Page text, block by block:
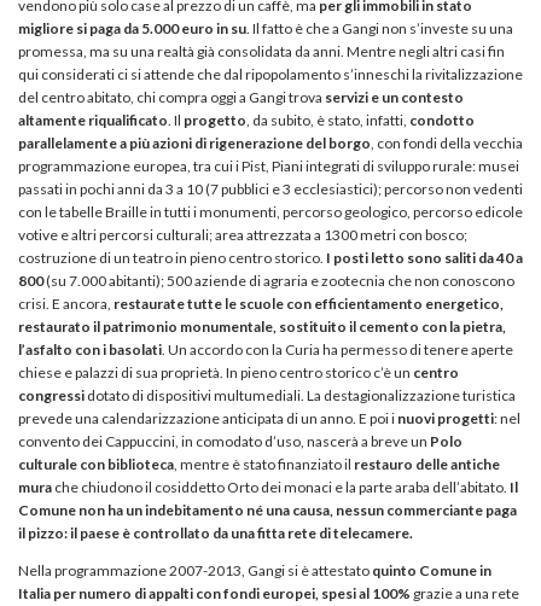
vendono più solo case al prezzo di un caffè, ma per gli immobili in stato
migliore si paga da 5.000 euro in su. Il fatto è che a Gangi non s’investe su una
promessa, ma su una realtà già consolidata da anni. Mentre negli altri casi fin
qui considerati ci si attende che dal ripopolamento s’inneschi la rivitalizzazione
del centro abitato, chi compra oggi a Gangi trova servizi e un contesto
altamente riqualificato. Il progetto, da subito, è stato, infatti, condotto
parallelamente a più azioni di rigenerazione del borgo, con fondi della vecchia
programmazione europea, tra cui i Pist, Piani integrati di sviluppo rurale: musei
passati in pochi anni da 3 a 10 (7 pubblici e 3 ecclesiastici); percorso non vedenti
con le tabelle Braille in tutti i monumenti, percorso geologico, percorso edicole
votive e altri percorsi culturali; area attrezzata a 1300 metri con bosco;
costruzione di un teatro in pieno centro storico. I posti letto sono saliti da 40 a
800(su 7.000 abitanti); 500 aziende di agraria e zootecnia che non conoscono
crisi. E ancora, restaurate tutte le scuole con efficientamento energetico,
restaurato il patrimonio monumentale, sostituito il cemento con la pietra,
l’asfalto con i basolati. Un accordo con la Curia ha permesso di tenere aperte
chiese e palazzi di sua proprietà. In pieno centro storico c’è un centro
congressi dotato di dispositivi multumediali. La destagionalizzazione turistica
prevede una calendarizzazione anticipata di un anno. E poi i nuovi progetti: nel
convento dei Cappuccini, in comodato d’uso, nascerà a breve un Polo
culturale con biblioteca, mentre è stato finanziato il restauro delle antiche
mura che chiudono il cosiddetto Orto dei monaci e la parte araba dell’abitato. Il
Comune non ha un indebitamento né una causa, nessun commerciante paga
il pizzo: il paese è controllato da una fitta rete di telecamere.
Nella programmazione 2007-2013, Gangi si è attestato quinto Comune in
Italia per numero di appalti con fondi europei, spesi al 100% grazie a una rete